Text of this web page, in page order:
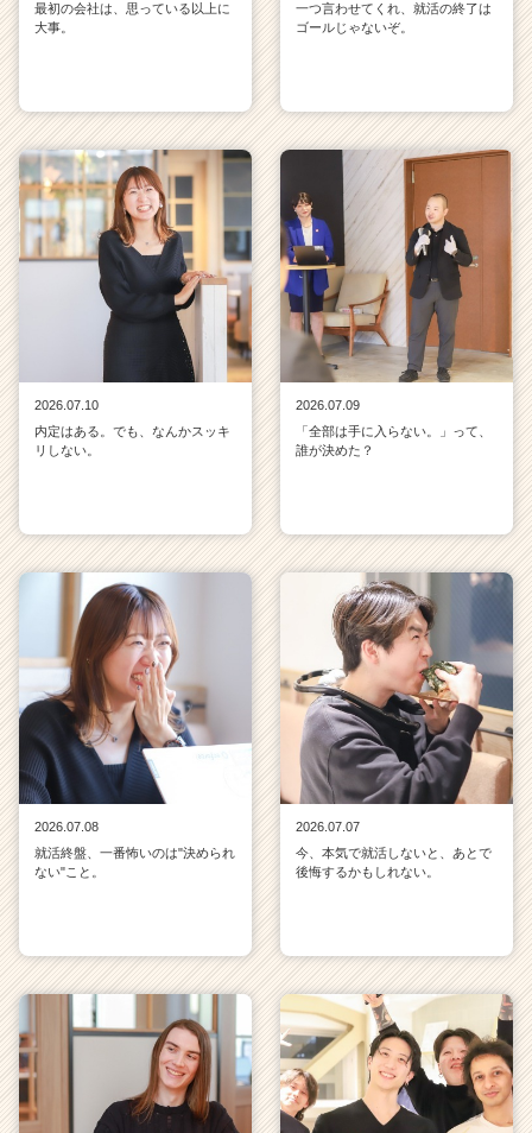
最初の会社は、思っている以上に
大事。
一つ言わせてくれ、就活の終了は
ゴールじゃないぞ。
2026.07.10
内定はある。でも、なんかスッキ
リしない。
2026.07.09
「全部は手に入らない。」って、
誰が決めた？
2026.07.08
就活終盤、一番怖いのは"決められ
ない"こと。
2026.07.07
今、本気で就活しないと、あとで
後悔するかもしれない。